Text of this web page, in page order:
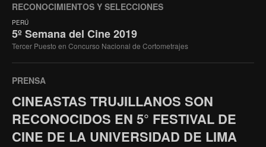
RECONOCIMIENTOS Y SELECCIONES
PERÚ
5º Semana del Cine 2019
Tercer Puesto en Concurso Nacional de Cortometrajes
PRENSA
CINEASTAS TRUJILLANOS SON
RECONOCIDOS EN 5° FESTIVAL DE
CINE DE LA UNIVERSIDAD DE LIMA